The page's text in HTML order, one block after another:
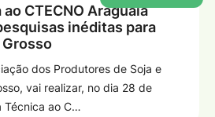
CTECNO Araguaia
inéditas para
dos Produtores de Soja e
vai realizar, no dia 28 de
Técnica ao C…